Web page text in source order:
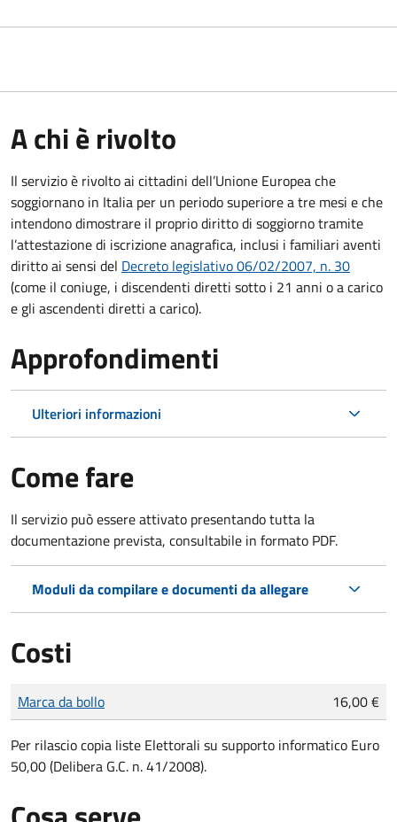
A chi è rivolto
Il servizio è rivolto ai cittadini dell’Unione Europea che
soggiornano in Italia per un periodo superiore a tre mesi e che
intendono dimostrare il proprio diritto di soggiorno tramite
l’attestazione di iscrizione anagrafica, inclusi i familiari aventi
diritto ai sensi del Decreto legislativo 06/02/2007, n. 30
(come il coniuge, i discendenti diretti sotto i 21 anni o a carico
e gli ascendenti diretti a carico).
Approfondimenti
Ulteriori informazioni
Come fare
Il servizio può essere attivato presentando tutta la
documentazione prevista, consultabile in formato PDF.
Moduli da compilare e documenti da allegare
Costi
Tipo di pagamento
Importo
Marca da bollo 16,00 €
Per rilascio copia liste Elettorali su supporto informatico Euro
50,00 (Delibera G.C. n. 41/2008).